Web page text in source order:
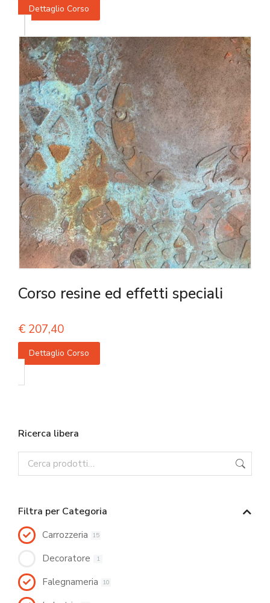
Dettaglio Corso
Corso resine ed effetti speciali
€ 207,40
Dettaglio Corso
Ricerca libera
Filtra per Categoria
Carrozzeria 15
Decoratore 1
Falegnameria 10